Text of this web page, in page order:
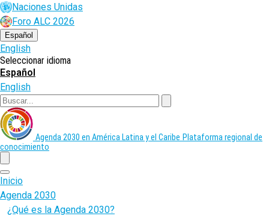
Pasar
al
contenido
principal
Naciones Unidas
Foro ALC 2026
Español
English
Seleccionar idioma
Español
English
Agenda 2030 en América Latina y el Caribe Plataforma regional de
conocimiento
menu
Inicio
Agenda 2030
¿Qué es la Agenda 2030?